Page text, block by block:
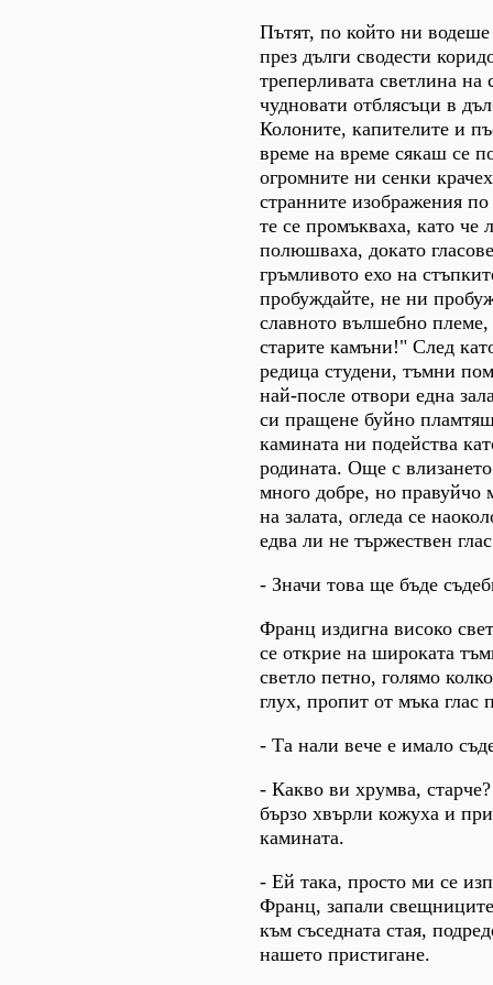
Пътят, по който ни
през дълги сводести
треперливата светлина
чудновати отблясъци в
Колоните, капителите и
време на време сякаш се
огромните ни сенки
странните изображения
те се промъкваха, като че
полюшваха, докато
гръмливото ехо на
пробуждайте, не ни
славното вълшебно племе,
старите камъни!" След
редица студени, тъмни
най-после отвори една
си пращене буйно
камината ни подейства
родината. Още с
много добре, но правуйчо
на залата, огледа се
едва ли не тържествен
- Значи това ще бъде
Франц издигна високо
се открие на широката
светло петно, голямо
глух, пропит от мъка глас
- Та нали вече е имало
- Какво ви хрумва,
бързо хвърли кожуха и
камината.
- Ей така, просто ми се
Франц, запали
към съседната стая,
нашето пристигане.